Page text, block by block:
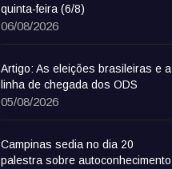
quinta-feira (6/8)
06/08/2026
Artigo: As eleições brasileiras e a
linha de chegada dos ODS
05/08/2026
Campinas sedia no dia 20
palestra sobre autoconhecimento